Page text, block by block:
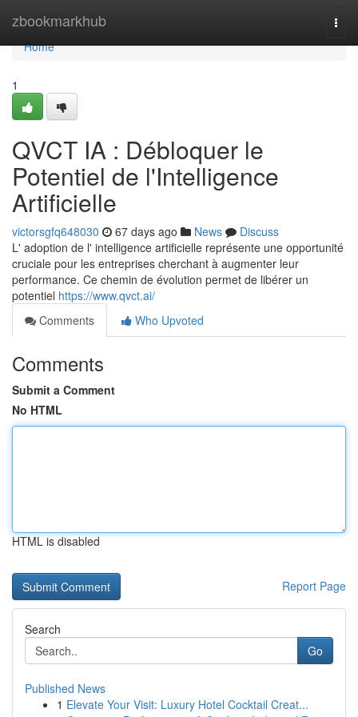
zbookmarkhub
Home
Home
1
QVCT IA : Débloquer le
Potentiel de l'Intelligence
Artificielle
victorsgfq648030 67 days ago News
Discuss
L' adoption de l' intelligence artificielle représente une opportunité
cruciale pour les entreprises cherchant à augmenter leur
performance. Ce chemin de évolution permet de libérer un
potentiel https://www.qvct.ai/
Comments
Who Upvoted
Comments
Submit a Comment
No HTML
HTML is disabled
Report Page
Search
Go
Published News
1 Elevate Your Visit: Luxury Hotel Cocktail Creat...